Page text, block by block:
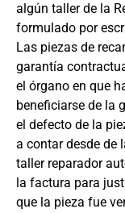
algún taller de la
formulado por
Las piezas de
garantía
el órgano en que
beneficiarse de la
el defecto de la
a contar desde de
taller reparador
la factura para
que la pieza fue